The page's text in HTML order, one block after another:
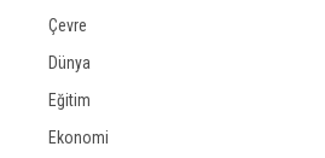
Çevre
Dünya
Eğitim
Ekonomi